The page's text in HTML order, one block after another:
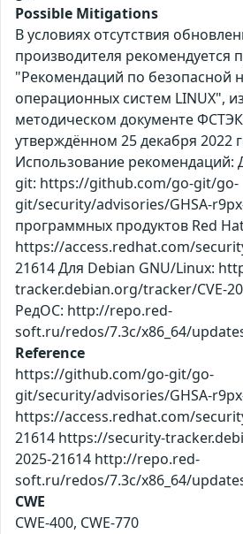
Possible Mitigations
В условиях отсутствия
производителя рекомендуется
"Рекомендаций по безопасной
операционных систем LINUX",
методическом документе
утверждённом 25 декабря 2022
Использование рекомендаций:
git: https://github.com/go-git/go-
git/security/advisories/GHSA-
программных продуктов Red
https://access.redhat.com/
21614 Для Debian GNU/Linux:
tracker.debian.org/tracker/CVE-
РедОС: http://repo.red-
soft.ru/redos/7.3c/x86_64/
Reference
https://github.com/go-git/go-
git/security/advisories/GHSA-
https://access.redhat.com/
21614 https://security-
2025-21614 http://repo.red-
soft.ru/redos/7.3c/x86_64/
CWE
CWE-400, CWE-770